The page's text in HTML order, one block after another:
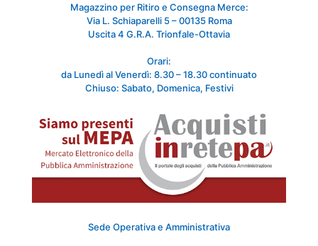
Magazzino per Ritiro e Consegna Merce:
Via L. Schiaparelli 5 – 00135 Roma
Uscita 4 G.R.A. Trionfale-Ottavia
Orari:
da Lunedì al Venerdì: 8.30 – 18.30 continuato
Chiuso: Sabato, Domenica, Festivi
Sede Operativa e Amministrativa